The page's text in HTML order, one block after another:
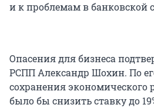
и к проблемам в банковской
Опасения для бизнеса
РСПП Александр Шохин. По
сохранения экономического
было бы снизить ставку до